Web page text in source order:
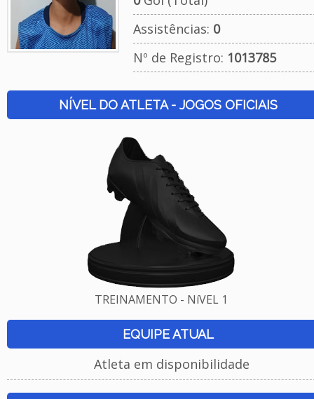
Assistências: 0
Nº de Registro: 1013785
NÍVEL DO ATLETA - JOGOS OFICIAIS
TREINAMENTO - NíVEL 1
EQUIPE ATUAL
Atleta em disponibilidade